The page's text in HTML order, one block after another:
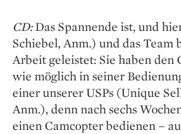
CD:Das Spannende ist, und
Schiebel, Anm.) und das Team
Arbeit geleistet: Sie haben den
wie möglich in seiner
einer unserer USPs (Unique
Anm.), denn nach sechs
einen Camcopter bedienen –